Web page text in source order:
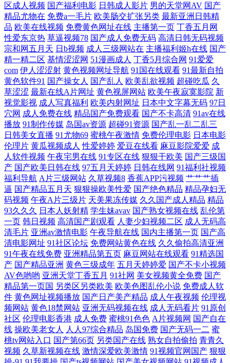
伪娘视频 色欲一期二期 99色色网 老湿浮力院 亚洲导航 大香蕉大香蕉在线
欧美性爱五月网址 99草草视频 老湿69 亚洲九1 大香蕉精品国 人人超碰人
人鲁 91视频日本 户外激情露出 麻豆综合 亚洲在线一区 岛国久久网 日韩
色图 超碰97人人网 内射网站 中文字幕在线资源 国产综合14p 一本道综合
色色 国产日逼视频 三级片av在线 www婷婷5月天 欧美性感AA视频 91色
情蜜桃茄子 黄色片网站大全 五月丁香成人网 九一精品热 女同网站 97综合
美女福利视频导航 伊人福利在线 国产熟女一二三 天天干天操 操素人妻 欧
美性爱东京热 91巨乳黑丝美女 狠狠干2026 无码三级视频 超碰97人人网 欧
美老司机啪啪 91福利网址 久久草视频 一区二区免费日本 国产不卡一区 色
婷婷福利导航 不卡三区 欧美抖阴 91黑丝高跟精品 黄色91app 五月天婷婷
伊人 国产91丝袜视频 丁香8月大香蕉 深夜福利观看下 超碰人妻人人上 欧
美午夜成人色片 91免费在线看 精东视频黄下载 午夜剧场A 福利爱爱网站
在线 香蕉爱视频 国产在线xx 午夜激情福利社 国产馆肏屄 日韩性交专区
超碰91操 欧美性理论片 91丝袜论坛 久操超碰 综合精品系列 另类激情综合
区成人视频 国产福利电影 日韩成人影片 男的天堂网AV 国产
精品尤物在 免费a一毛片 欧美肠交扩张另类 最新亚洲日韩精
品 欧美在线视频 免费黄色网址在线 主播第一页 丁香五月网
性爱东京热 草逼视频78 国产成人免费无码 高清日韩无码视频
宗和网五月天 日b视频 成人三级网站在 主播福利姬h在线 国产
精一精二区 基情涩涩网 51漫画成人 丁香5月综合网 91爱爱
com 伊人涩涩射 黄色视频网址导航 91国在线观看 91最新自拍
黄色软件91 国产操女人 国产乱人 欧美乱欲视频 超碰吃瓜 久
草涩涩 最新在线A片网址 黄色视屏网站 欧美午夜寂寞影院 新
视觉影视 成人写真福利 欧美内射网址 日本中文字幕无码 97日
穴网 成人免费在线 精品国产免费观看 国产不卡高清 91av在线
播放 91制作传媒 岛国av资源 超碰91资源 国产乱一乱二乱三
日韩美女直播 91尤物69 蜜桃午夜激情 免费伦理电影 日本电影
伦理片 黄瓜视频成人 性爱婷婷 爱豆在线看 麻豆影院爱爱 成
人软件视频 午夜宅男在线 91专区在线 狠狠干欧美 国产三级国
产 国产欧美日韩在线 97五月天婷婷 日韩在线网 91福利社视频
福利导航 A片三级网站 久草视频8 香蕉APP污视频 艹艹艹插
逼 国产精品五月天 狠狠操欧美性爱 国产绝色精品 精品孕妇无
码视频 午夜A片三级片 天美果冻传媒 久久国产成人精品 精品
93久久久
日本人妖射精 学生妹avav 国产熟女视频在线 乱伦第
一页 韩日视频 高清国产剧观看 人妻少妇视频二区 成人无码高
清毛片 亚洲av激情电影 午夜导航在线 国内主播第一页 国产高
清电影网址 91社区论坛 免费网站黄色在线 久久偷拍高清亚洲
91午夜在线免费 亚洲精品第五页 麻豆网站在线观看 91精选国
产 国产精品亚洲 黄色三级成年 五月天婷婷爱 国产不卡小视频
AV色哟哟 亚洲天堂丁香五月 91社网 美女视频黄全免费 国产
精品第一页国 另类区另类欧美 欧美色图乱伦小说 免费成人软
件 黄色网址视频播放 国产日产美产精品 成人午夜视频 伦理视
频网站 黄色18禁网站 亚洲无码视频在线 成人无码看片 91原创
社区 伦理电影香港 成人免费 蜜桃91色色 A片视频网 国产自在
线 操欧美老女人 人人97综合精品 岛国免费 国产无码一二 蜜
桃tv网站入口 国产第66页 另类国产在线 熟女自拍偷拍 青青久
视频 久草新视频在线 激情深爱欧美激情 91视频官网国产 狠狠